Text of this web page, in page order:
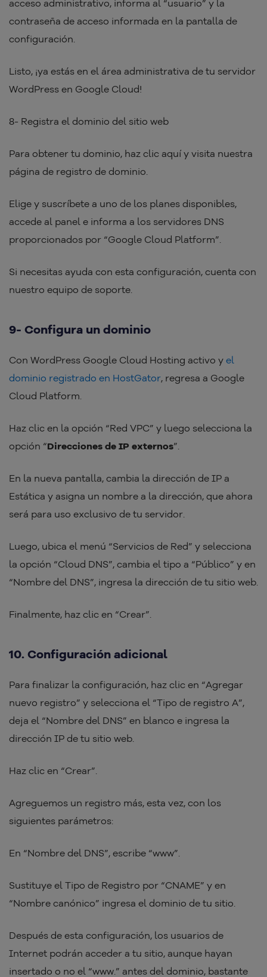
acceso administrativo, informa al “usuario” y la
contraseña de acceso informada en la pantalla de
configuración.
Listo, ¡ya estás en el área administrativa de tu servidor
WordPress en Google Cloud!
8- Registra el dominio del sitio web
Para obtener tu dominio, haz clic aquí y visita nuestra
página de registro de dominio.
Elige y suscríbete a uno de los planes disponibles,
accede al panel e informa a los servidores DNS
proporcionados por “Google Cloud Platform”.
Si necesitas ayuda con esta configuración, cuenta con
nuestro equipo de soporte.
9- Configura un dominio
Con WordPress Google Cloud Hosting activo y el
dominio registrado en HostGator, regresa a Google
Cloud Platform.
Haz clic en la opción “Red VPC” y luego selecciona la
opción “Direcciones de IP externos”.
En la nueva pantalla, cambia la dirección de IP a
Estática y asigna un nombre a la dirección, que ahora
será para uso exclusivo de tu servidor.
Luego, ubica el menú “Servicios de Red” y selecciona
la opción “Cloud DNS”, cambia el tipo a “Público” y en
“Nombre del DNS”, ingresa la dirección de tu sitio web.
Finalmente, haz clic en “Crear”.
10. Configuración adicional
Para finalizar la configuración, haz clic en “Agregar
nuevo registro” y selecciona el “Tipo de registro A”,
deja el “Nombre del DNS” en blanco e ingresa la
dirección IP de tu sitio web.
Haz clic en “Crear”.
Agreguemos un registro más, esta vez, con los
siguientes parámetros:
En “Nombre del DNS”, escribe “www”.
Sustituye el Tipo de Registro por “CNAME” y en
“Nombre canónico” ingresa el dominio de tu sitio.
Después de esta configuración, los usuarios de
Internet podrán acceder a tu sitio, aunque hayan
insertado o no el “www.” antes del dominio, bastante